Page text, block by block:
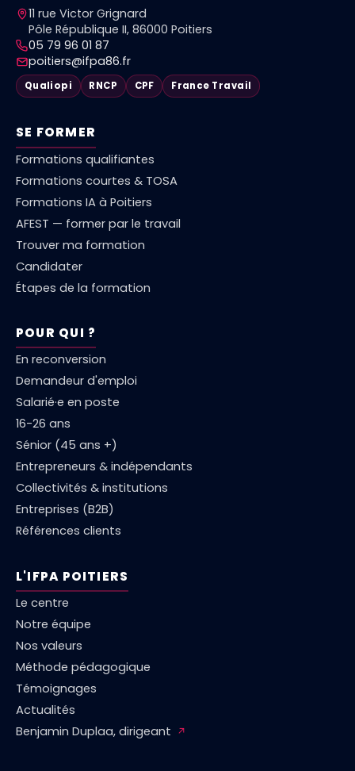
11 rue Victor Grignard
Pôle République II, 86000 Poitiers
05 79 96 01 87
poitiers@ifpa86.fr
Qualiopi RNCP CPF France Travail
SE FORMER
Formations qualifiantes
Formations courtes & TOSA
Formations IA à Poitiers
AFEST — former par le travail
Trouver ma formation
Candidater
Étapes de la formation
POUR QUI ?
En reconversion
Demandeur d'emploi
Salarié·e en poste
16-26 ans
Sénior (45 ans +)
Entrepreneurs & indépendants
Collectivités & institutions
Entreprises (B2B)
Références clients
L'IFPA POITIERS
Le centre
Notre équipe
Nos valeurs
Méthode pédagogique
Témoignages
Actualités
Benjamin Duplaa, dirigeant ↗